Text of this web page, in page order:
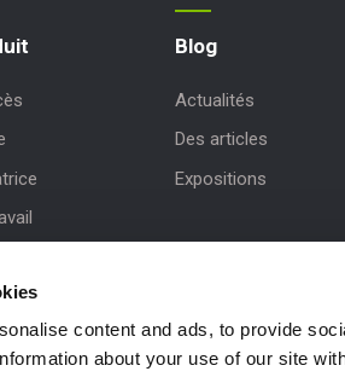
content and ads, to provide
about your use of our site
Blog
Actualités
Des articles
Expositions